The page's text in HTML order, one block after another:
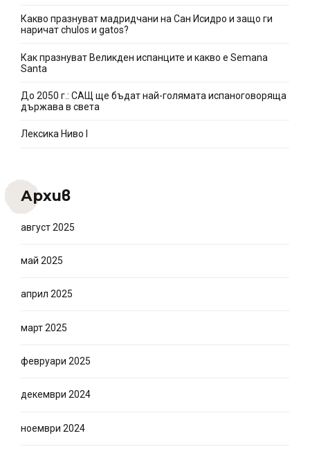
Какво празнуват мадридчани на Сан Исидро и защо ги
наричат chulos и gatos?
Как празнуват Великден испанците и какво e Semana
Santa
До 2050 г.: САЩ ще бъдат най-голямата испаноговоряща
държава в света
Лексика Ниво I
Архив
август 2025
май 2025
април 2025
март 2025
февруари 2025
декември 2024
ноември 2024